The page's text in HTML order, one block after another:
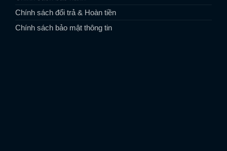
Chính sách đổi trả & Hoàn tiền
Chính sách bảo mật thông tin